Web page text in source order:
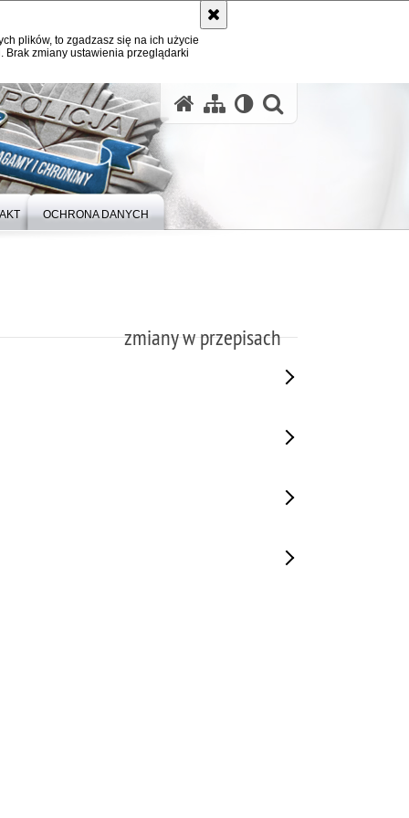
plików, to zgadzasz się na ich użycie
zmiany ustawienia przeglądarki
OCHRONA DANYCH
zmiany w przepisach